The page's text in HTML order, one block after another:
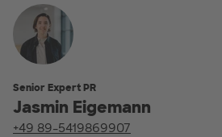
Senior Expert PR
Jasmin Eigemann
+49 89-5419869907